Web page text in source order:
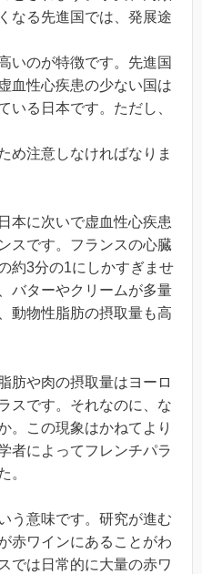
なる先進国では、発展途
いのが特徴です。先進国
血性心疾患の少ない国は
いる日本です。ただし、
め注意しなければなりま
本に次いで虚血性心疾患
スです。フランスの心臓
約3分の1にしかすぎませ
バターやクリームが多量
動物性脂肪の摂取量も高
肪や肉の摂取量はヨーロ
スです。それなのに、な
。この現象はかねてより
者によってフレンチパラ
。
う意味です。研究が進む
赤ワインにあることがわ
では日常的に大量の赤ワ